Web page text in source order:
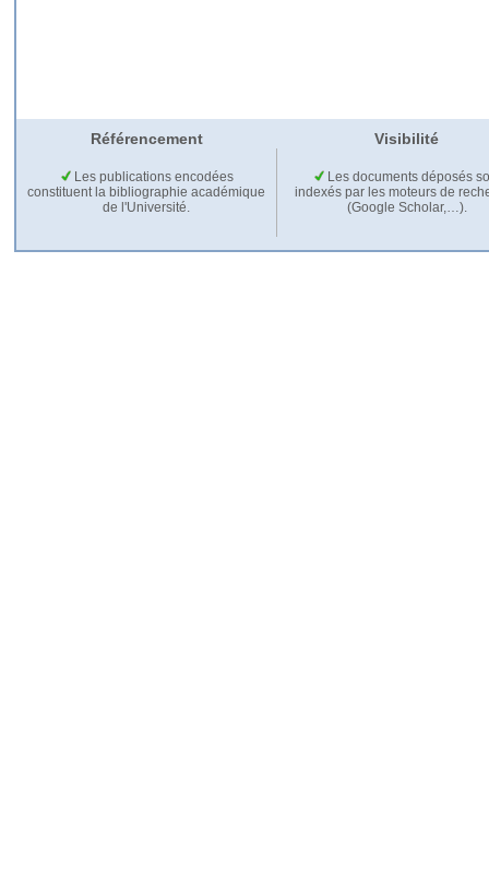
Référencement Visibilité
Les publications encodées
constituent la bibliographie académique
de l'Université.
Les documents déposés
indexés par les moteurs de
(Google Scholar,…).